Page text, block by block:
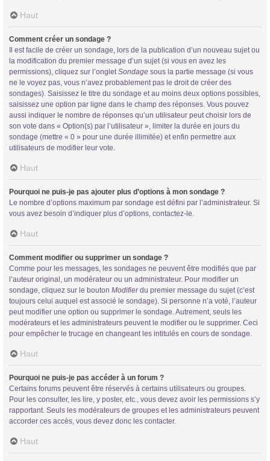
Haut
Comment créer un sondage ?
Il est facile de créer un sondage, lors de la publication d’un nouveau sujet ou
la modification du premier message d’un sujet (si vous en avez les
permissions), cliquez sur l’ongletSondage sous la partie message (si vous
ne le voyez pas, vous n’avez probablement pas le droit de créer des
sondages). Saisissez le titre du sondage et au moins deux options possibles,
saisissez une option par ligne dans le champ des réponses. Vous pouvez
aussi indiquer le nombre de réponses qu’un utilisateur peut choisir lors de
son vote dans « Option(s) par l’utilisateur », limiter la durée en jours du
sondage (mettre « 0 » pour une durée illimitée) et enfin permettre aux
utilisateurs de modifier leur vote.
Haut
Pourquoi ne puis-je pas ajouter plus d’options à mon sondage ?
Le nombre d’options maximum par sondage est défini par l’administrateur. Si
vous avez besoin d’indiquer plus d’options, contactez-le.
Haut
Comment modifier ou supprimer un sondage ?
Comme pour les messages, les sondages ne peuvent être modifiés que par
l’auteur original, un modérateur ou un administrateur. Pour modifier un
sondage, cliquez sur le bouton Modifierdu premier message du sujet (c’est
toujours celui auquel est associé le sondage). Si personne n’a voté, l’auteur
peut modifier une option ou supprimer le sondage. Autrement, seuls les
modérateurs et les administrateurs peuvent le modifier ou le supprimer. Ceci
pour empêcher le trucage en changeant les intitulés en cours de sondage.
Haut
Pourquoi ne puis-je pas accéder à un forum ?
Certains forums peuvent être réservés à certains utilisateurs ou groupes.
Pour les consulter, les lire, y poster, etc., vous devez avoir les permissions s’y
rapportant. Seuls les modérateurs de groupes et les administrateurs peuvent
accorder ces accès, vous devez donc les contacter.
Haut